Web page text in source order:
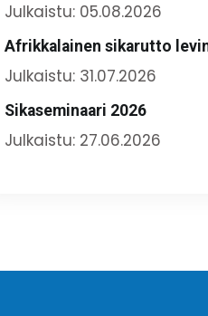
Julkaistu: 05.08.2026
Afrikkalainen sikarutto
Julkaistu: 31.07.2026
Sikaseminaari 2026
Julkaistu: 27.06.2026